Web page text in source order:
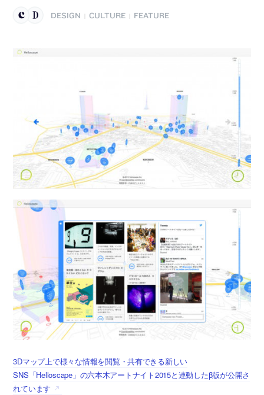
DESIGN CULTURE FEATURE
3Dマップ上で様々な情報を閲覧・共有できる新しい
SNS「Helloscape」の六本木アートナイト2015と連動したβ版が公開さ
れています